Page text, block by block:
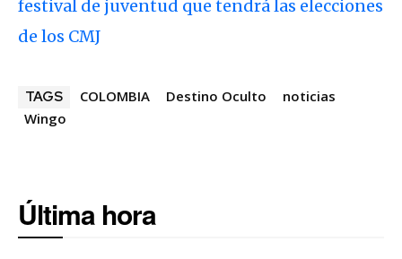
festival de juventud que tendrá las elecciones
de los CMJ
TAGS COLOMBIA Destino Oculto
noticias
Wingo
Última hora